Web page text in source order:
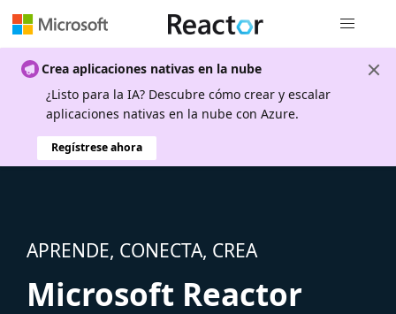
Crea aplicaciones nativas en la nube
¿Listo para la IA? Descubre cómo crear y escalar
aplicaciones nativas en la nube con Azure.
Regístrese ahora
APRENDE, CONECTA, CREA
Microsoft Reactor